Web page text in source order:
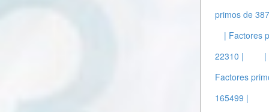
primos de
| Factores
22310 |
|
Factores
165499 |